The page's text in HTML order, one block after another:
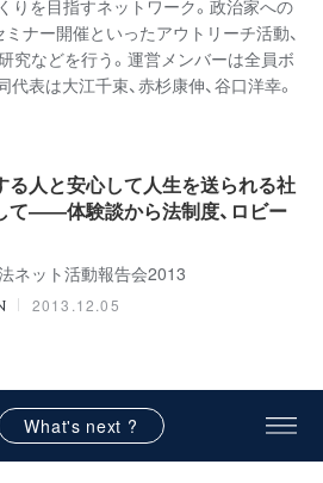
りを目指すネットワーク。政治家への
ナー開催といったアウトリーチ活動、
究などを行う。運営メンバーは全員ボ
表は大江千束、赤杉康伸、谷口洋幸。
る人と安心して人生を送られる社
て――体験談から法制度、ロビー
ネット活動報告会2013
2013.12.05
What's next ?